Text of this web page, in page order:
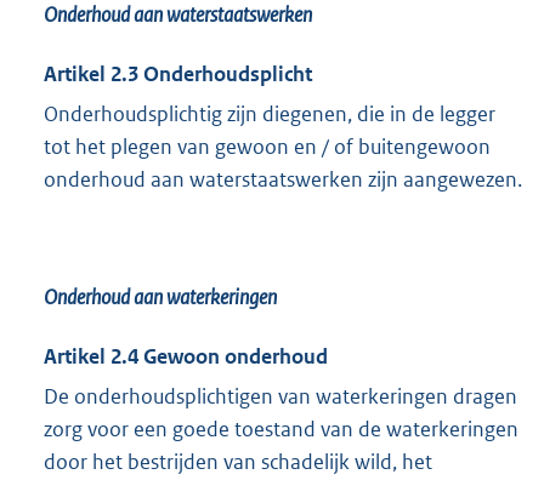
Onderhoud aan waterstaatswerken
Artikel 2.3 Onderhoudsplicht
Onderhoudsplichtig zijn diegenen, die in de legger
tot het plegen van gewoon en / of buitengewoon
onderhoud aan waterstaatswerken zijn aangewezen.
Onderhoud aan waterkeringen
Artikel 2.4 Gewoon onderhoud
De onderhoudsplichtigen van waterkeringen dragen
zorg voor een goede toestand van de waterkeringen
door het bestrijden van schadelijk wild, het